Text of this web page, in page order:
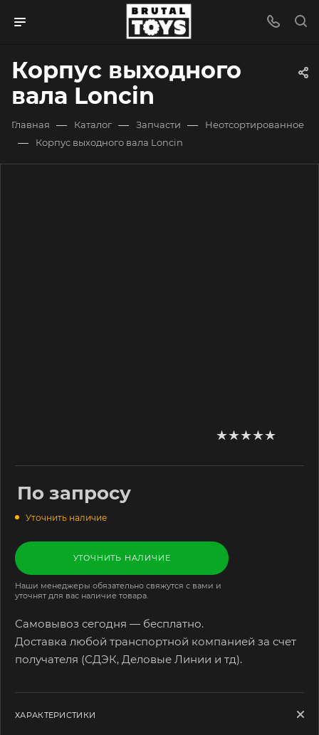
Корпус выходного
вала Loncin
Главная — Каталог — Запчасти — Неотсортированное
— Корпус выходного вала Loncin
По запросу
Уточнить наличие
УТОЧНИТЬ НАЛИЧИЕ
Наши менеджеры обязательно свяжутся с вами и
уточнят для вас наличие товара.
Самовывоз сегодня — бесплатно.
Доставка любой транспортной компанией за счет
получателя (СДЭК, Деловые Линии и тд).
ХАРАКТЕРИСТИКИ